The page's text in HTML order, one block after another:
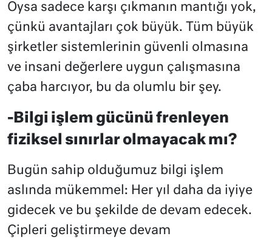
Oysa sadece karşı çıkmanın mantığı yok,
çünkü avantajları çok büyük. Tüm büyük
şirketler sistemlerinin güvenli olmasına
ve insani değerlere uygun çalışmasına
çaba harcıyor, bu da olumlu bir şey.
-Bilgi işlem gücünü frenleyen
fiziksel sınırlar olmayacak mı?
Bugün sahip olduğumuz bilgi işlem
aslında mükemmel: Her yıl daha da iyiye
gidecek ve bu şekilde de devam edecek.
Çipleri geliştirmeye devam